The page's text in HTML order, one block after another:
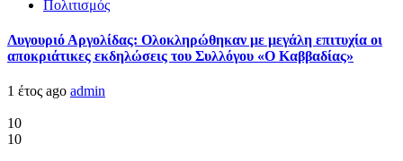
Πολιτισμός
Λυγουριό Αργολίδας: Ολοκληρώθηκαν με μεγάλη επιτυχία οι
αποκριάτικες εκδηλώσεις του Συλλόγου «Ο Καββαδίας»
1 έτος ago admin
10
10